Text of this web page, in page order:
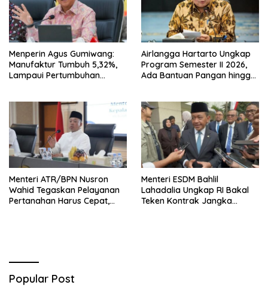
Menperin Agus Gumiwang:
Manufaktur Tumbuh 5,32%,
Lampaui Pertumbuhan
Airlangga Hartarto Ungkap
Program Semester II 2026,
Ada Bantuan Pangan hingga
Menteri ATR/BPN Nusron
Wahid Tegaskan Pelayanan
Pertanahan Harus Cepat,
Menteri ESDM Bahlil
Lahadalia Ungkap RI Bakal
Teken Kontrak Jangka
Popular Post